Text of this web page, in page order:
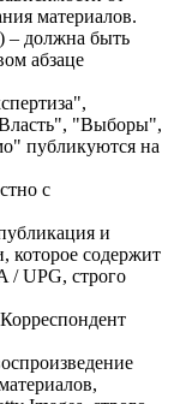
материалов.
– должна быть
абзаце
"Выборы",
публикуются на
с
и
которое содержит
/ UPG, строго